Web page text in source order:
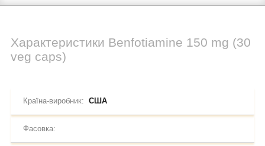
Характеристики Benfotiamine 150 mg (30
veg caps)
Країна-виробник: США
Фасовка: